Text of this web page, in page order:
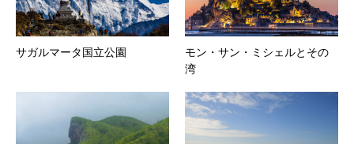
サガルマータ国立公園
モン・サン・ミシェルとその
湾